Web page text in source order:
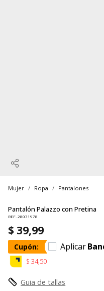
Mujer Ropa Pantalones
Pantalón Palazzo con Pretina
REF. 28071978
$ 39,99
Cupón: Aplicar
$ 34,50
Guia de tallas